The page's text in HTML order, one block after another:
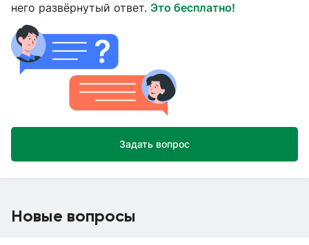
него развёрнутый ответ. Это бесплатно!
Задать вопрос
Новые вопросы